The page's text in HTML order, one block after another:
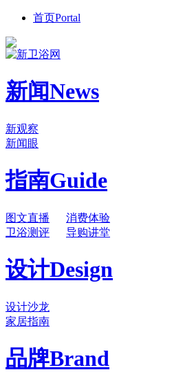
首页Portal
新闻News
新观察
新闻眼
指南Guide
图文直播
消费体验
卫浴测评
导购讲堂
设计Design
设计沙龙
家居指南
品牌Brand